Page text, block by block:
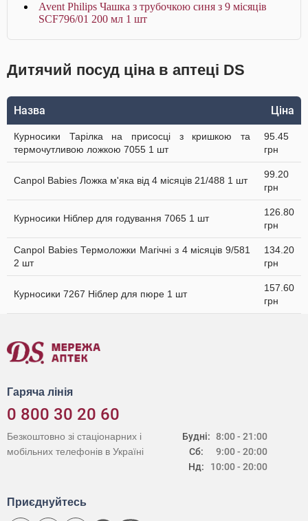
Avent Philips Чашка з трубочкою синя з 9 місяців
SCF796/01 200 мл 1 шт
Дитячий посуд ціна в аптеці DS
Назва Ціна
Курносики Тарілка на присосці з кришкою та
термочутливою ложкою 7055 1 шт
95.45
грн
Canpol Babies Ложка м'яка від 4 місяців 21/488 1 шт
99.20
грн
Курносики Ніблер для годування 7065 1 шт
126.80
грн
Canpol Babies Термоложки Магічні з 4 місяців 9/581
2 шт
134.20
грн
Курносики 7267 Ніблер для пюре 1 шт
157.60
грн
Гаряча лінія
0 800 30 20 60
Будні:
Сб:
Нд:
8:00 - 21:00
9:00 - 20:00
10:00 - 20:00
Безкоштовно зі стаціонарних і
мобільних телефонів в Україні
Приєднуйтесь